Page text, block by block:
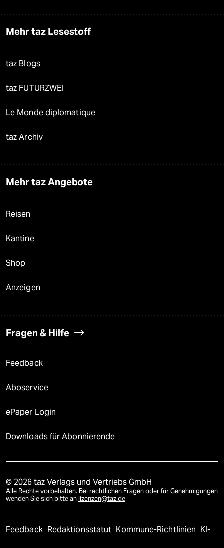
Mehr taz Lesestoff
taz Blogs
taz FUTURZWEI
Le Monde diplomatique
taz Archiv
Mehr taz Angebote
Reisen
Kantine
Shop
Anzeigen
Fragen & Hilfe
Feedback
Aboservice
ePaper Login
Downloads für Abonnierende
© 2026 taz Verlags und Vertriebs GmbH
Alle Rechte vorbehalten. Bei rechtlichen Fragen oder für Genehmigungen
wenden Sie sich bitte an lizenzen@taz.de
Feedback Redaktionsstatut Kommune-Richtlinien KI-